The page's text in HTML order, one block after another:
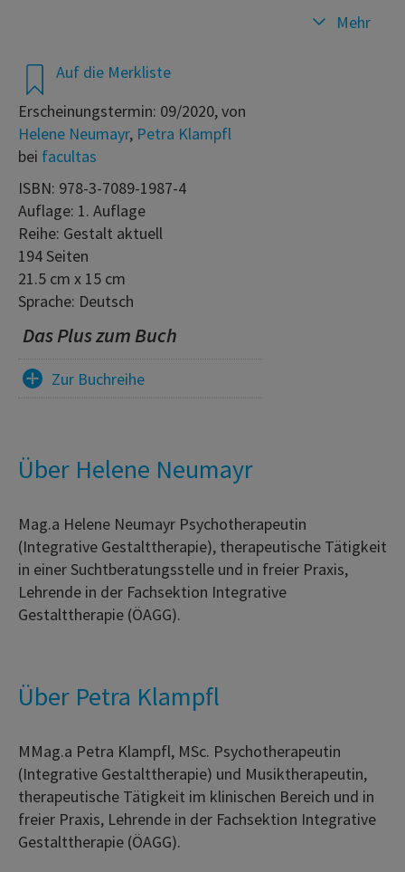
Auf die Merkliste
Erscheinungstermin: 09/2020, von
Helene Neumayr, Petra Klampfl
bei facultas
ISBN: 978-3-7089-1987-4
Auflage: 1. Auflage
Reihe: Gestalt aktuell
194 Seiten
21.5 cm x 15 cm
Sprache: Deutsch
Das Plus zum Buch
Zur Buchreihe
Mehr
Über Helene Neumayr
Mag.a Helene Neumayr Psychotherapeutin
(Integrative Gestalttherapie), therapeutische Tätigkeit
in einer Suchtberatungsstelle und in freier Praxis,
Lehrende in der Fachsektion Integrative
Gestalttherapie (ÖAGG).
Über Petra Klampfl
MMag.a Petra Klampfl, MSc. Psychotherapeutin
(Integrative Gestalttherapie) und Musiktherapeutin,
therapeutische Tätigkeit im klinischen Bereich und in
freier Praxis, Lehrende in der Fachsektion Integrative
Gestalttherapie (ÖAGG).